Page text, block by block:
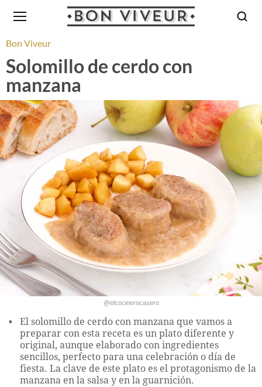
Bon Viveur
Solomillo de cerdo con
manzana
@elcocinerocasero
El solomillo de cerdo con manzana que vamos a
preparar con esta receta es un plato diferente y
original, aunque elaborado con ingredientes
sencillos, perfecto para una celebración o día de
fiesta. La clave de este plato es el protagonismo de la
manzana en la salsa y en la guarnición.